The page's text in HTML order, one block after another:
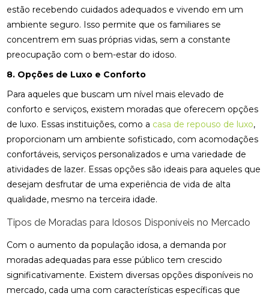
estão recebendo cuidados adequados e vivendo em um
ambiente seguro. Isso permite que os familiares se
concentrem em suas próprias vidas, sem a constante
preocupação com o bem-estar do idoso.
8. Opções de Luxo e Conforto
Para aqueles que buscam um nível mais elevado de
conforto e serviços, existem moradas que oferecem opções
de luxo. Essas instituições, como a casa de repouso de luxo,
proporcionam um ambiente sofisticado, com acomodações
confortáveis, serviços personalizados e uma variedade de
atividades de lazer. Essas opções são ideais para aqueles que
desejam desfrutar de uma experiência de vida de alta
qualidade, mesmo na terceira idade.
Tipos de Moradas para Idosos Disponíveis no Mercado
Com o aumento da população idosa, a demanda por
moradas adequadas para esse público tem crescido
significativamente. Existem diversas opções disponíveis no
mercado, cada uma com características específicas que